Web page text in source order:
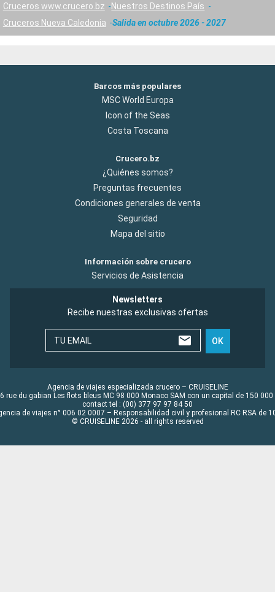
Cruceros www.crucero.bz
Nuestros Destinos País
Cruceros Nueva Caledonia
Salida en octubre 2026 - 2027
Barcos más populares
MSC World Europa
Icon of the Seas
Costa Toscana
Crucero.bz
¿Quiénes somos?
Preguntas frecuentes
Condiciones generales de venta
Seguridad
Mapa del sitio
Información sobre crucero
Servicios de Asistencia
Newsletters
Recibe nuestras exclusivas ofertas
TU EMAIL OK
Agencia de viajes especializada crucero – CRUISELINE
rue du gabian Les flots bleus MC 98 000 Monaco SAM con un capital de 150 000
contact tel : (00) 377 97 97 84 50
de viajes n° 006 02 0007 – Responsabilidad civil y profesional RC RSA de
© CRUISELINE 2026 - all rights reserved